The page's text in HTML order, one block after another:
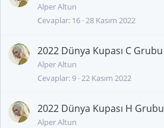
Alper Altun
Cevaplar 16 28 Kasım 2022
2022 Dünya Kupası C Grubu
Alper Altun
Cevaplar 9 22 Kasım 2022
2022 Dünya Kupası H Grubu
Alper Altun